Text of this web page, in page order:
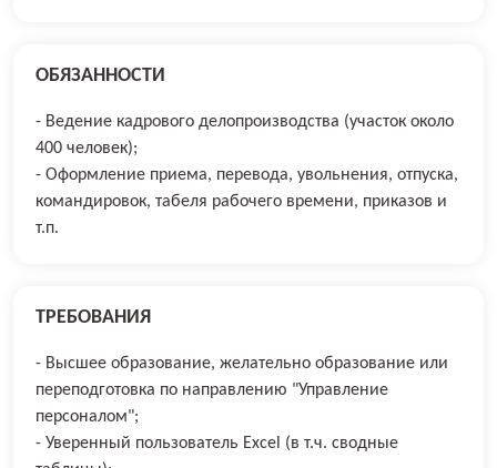
ОБЯЗАННОСТИ
- Ведение кадрового делопроизводства (участок около
400 человек);
- Оформление приема, перевода, увольнения, отпуска,
командировок, табеля рабочего времени, приказов и
т.п.
ТРЕБОВАНИЯ
- Высшее образование, желательно образование или
переподготовка по направлению "Управление
персоналом";
- Уверенный пользователь Excel (в т.ч. сводные